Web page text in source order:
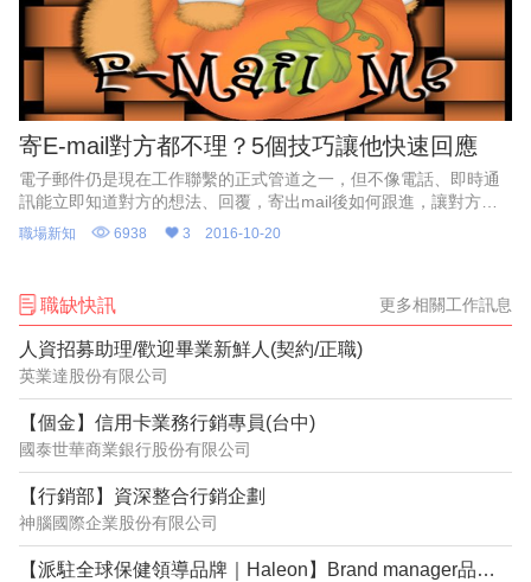
寄E-mail對方都不理？5個技巧讓他快速回應
電子郵件仍是現在工作聯繫的正式管道之一，但不像電話、即時通
訊能立即知道對方的想法、回覆，寄出mail後如何跟進，讓對方盡
速給予回應？
職場新知 6938 3 2016-10-20
職缺快訊 更多相關工作訊息
人資招募助理/歡迎畢業新鮮人(契約/正職)
英業達股份有限公司
【個金】信用卡業務行銷專員(台中)
國泰世華商業銀行股份有限公司
【行銷部】資深整合行銷企劃
神腦國際企業股份有限公司
【派駐全球保健領導品牌｜Haleon】Brand manager品牌經理_Caltrate挺立